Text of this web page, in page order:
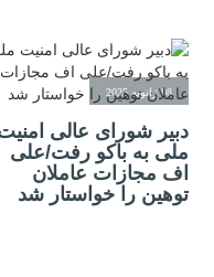
08 ژانویه 2025
دبیر شورای عالی
ملی به باکو رفت/علی
اف مجازات عاملان
توهین را خواستار شد